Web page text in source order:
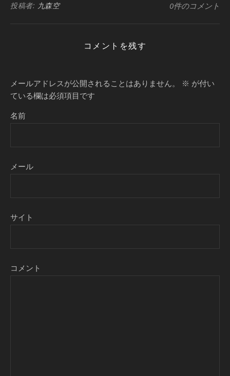
投稿者: 九森空 0件のコメント
コメントを残す
メールアドレスが公開されることはありません。 ※ が付い
ている欄は必須項目です
名前
メール
サイト
コメント